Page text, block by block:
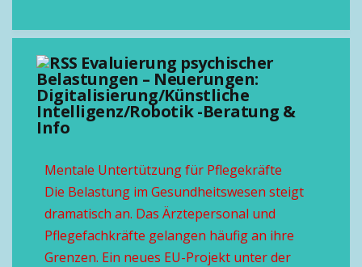
Evaluierung psychischer
Belastungen – Neuerungen:
Digitalisierung/Künstliche
Intelligenz/Robotik -Beratung &
Info
Mentale Untertützung für Pflegekräfte
Die Belastung im Gesundheitswesen steigt
dramatisch an. Das Ärztepersonal und
Pflegefachkräfte gelangen häufig an ihre
Grenzen. Ein neues EU-Projekt unter der